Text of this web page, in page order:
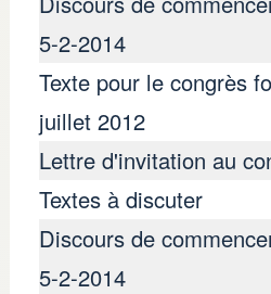
5-2-2014
Texte pour le congrès
juillet 2012
Lettre d'invitation au
Textes à discuter
Discours de
5-2-2014